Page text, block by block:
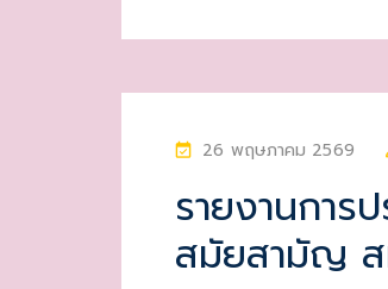
P
S
T
E
26 พฤษภาคม 2569
รายงานการ
สมัยสามัญ ส